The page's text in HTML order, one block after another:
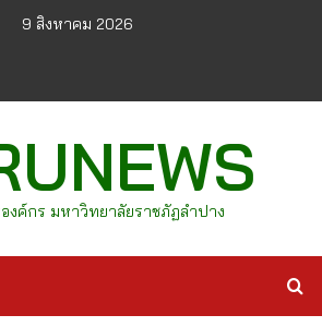
9 สิงหาคม 2026
งค์กร มหาวิทยาลัยราชภัฏลำปาง